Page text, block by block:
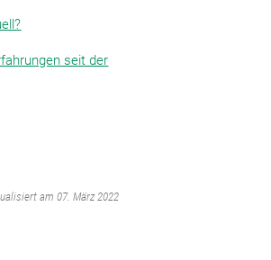
seit der
am 07. März 2022